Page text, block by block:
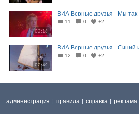
02:18
ВИА Верные друзья - Мы так
11 0 +2
02:49
ВИА Верные друзья - Синий
12 0 +2
администрация | правила | справка | реклама